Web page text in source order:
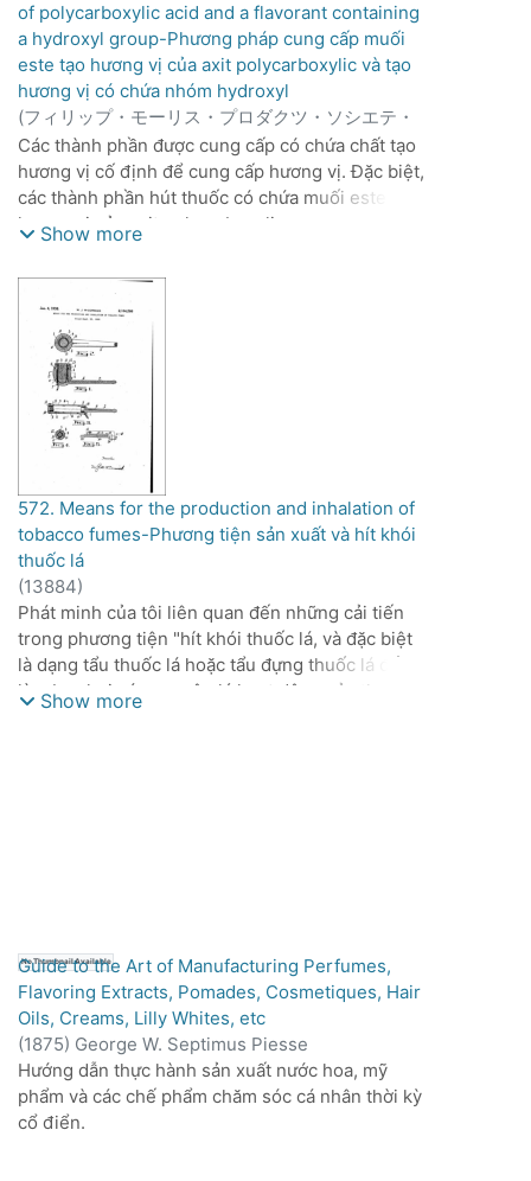
phân tích dữ liệu phân tích sắc ký của hương vị
thuốc lá bằng cách sử dụng phương pháp phân
cụm theo kết quả phân loại thu được của mẫu và
kết quả phân loại thu được của các thành phần
của hương vị thuốc lá; và thu được trực tiếp điều
kiện biến đổi chất lượng của hương vị thuốc lá
theo kết quả phân tích phân cụm thu được.
Phương pháp do phát minh này cung cấp rất dễ
vận hành; hơn nữa, có thể giải quyết được các
khói thủ công bị ảnh hưởng bởi mức độ, trạng
thái vật lý, các yếu tố môi trường, v.v. của máy
thử khói.
of polycarboxylic acid and a flavorant containing
a hydroxyl group-Phương pháp cung cấp muối
este tạo hương vị của axit polycarboxylic và tạo
hương vị có chứa nhóm hydroxyl
(フィリップ・モーリス・プロダクツ・ソシエテ・
アノニム,1316-03-21 )
Các thành phần được cung cấp có chứa chất tạo
hương vị cố định để cung cấp hương vị. Đặc biệt,
các thành phần hút thuốc có chứa muối este tạo
hương vị của axit polycarboxylic.
Show more
572. Means for the production and inhalation of
tobacco fumes-Phương tiện sản xuất và hít khói
thuốc lá
(13884)
Phát minh của tôi liên quan đến những cải tiến
trong phương tiện "hít khói thuốc lá, và đặc biệt
là dạng tẩu thuốc lá hoặc tẩu đựng thuốc lá để
làm bay hơi các nguyên lý hoạt động của thuốc
lá khi hít vào, quá trình bay hơi được thực hiện
Show more
No Thumbnail Available
Guide to the Art of Manufacturing Perfumes,
Flavoring Extracts, Pomades, Cosmetiques, Hair
Oils, Creams, Lilly Whites, etc
(1875) George W. Septimus Piesse
Hướng dẫn thực hành sản xuất nước hoa, mỹ
phẩm và các chế phẩm chăm sóc cá nhân thời kỳ
cổ điển.